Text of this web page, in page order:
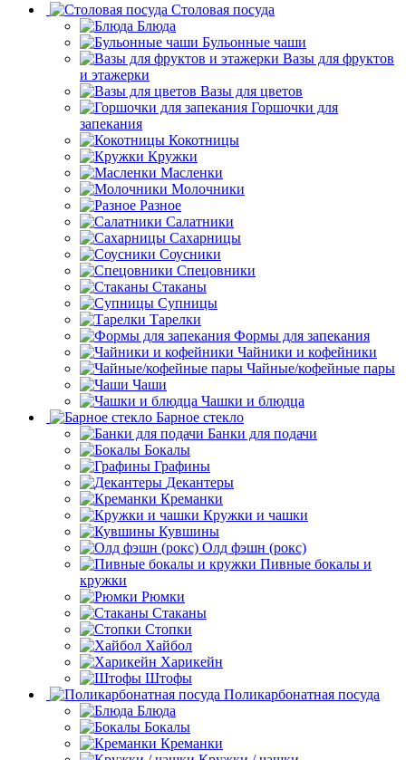
Столовая посуда
Блюда
Бульонные чаши
Вазы для фруктов
и этажерки
Вазы для цветов
Горшочки для
запекания
Кокотницы
Кружки
Масленки
Молочники
Разное
Салатники
Сахарницы
Соусники
Спецовники
Стаканы
Супницы
Тарелки
Формы для запекания
Чайники и кофейники
Чайные/кофейные пары
Чаши
Чашки и блюдца
Барное стекло
Банки для подачи
Бокалы
Графины
Декантеры
Креманки
Кружки и чашки
Кувшины
Олд фэшн (рокс)
Пивные бокалы и
кружки
Рюмки
Стаканы
Стопки
Хайбол
Харикейн
Штофы
Поликарбонатная посуда
Блюда
Бокалы
Креманки